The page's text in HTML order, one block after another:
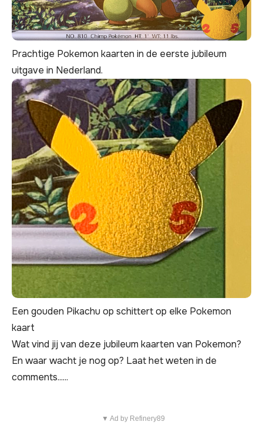
Prachtige Pokemon kaarten in de eerste jubileum
uitgave in Nederland.
Een gouden Pikachu op schittert op elke Pokemon
kaart
Wat vind jij van deze jubileum kaarten van Pokemon?
En waar wacht je nog op? Laat het weten in de
comments......
▼ Ad by Refinery89